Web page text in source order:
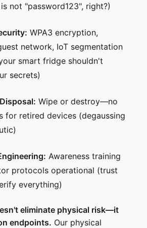
not "password123", right?)
WPA3 encryption,
network, IoT segmentation
smart fridge shouldn't
secrets)
Wipe or destroy—no
for retired devices (degaussing
Awareness training
protocols operational (trust
everything)
eliminate physical risk—it
endpoints. Our physical